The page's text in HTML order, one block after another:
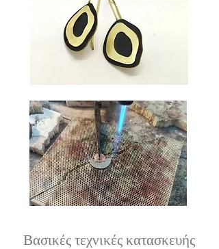
Βασικές τεχνικές κατασκευής